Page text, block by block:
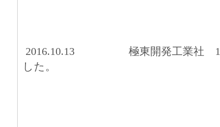
2016.10.13 極東開発工業社
した。